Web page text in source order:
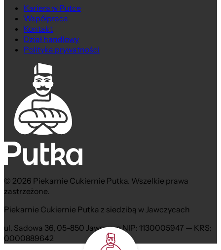
Kariera w Putce
Współpraca
Kontakt
Dział handlowy
Polityka prywatności
© 2026 Piekarnie Cukiernie Putka. Wszelkie prawa
zastrzeżone.
Piekarnie Cukiernie Putka z siedzibą w Jawczycach
ul. Sadowa 36, 05-850 Jawczyce NIP: 1130005947 — KRS:
0000889642